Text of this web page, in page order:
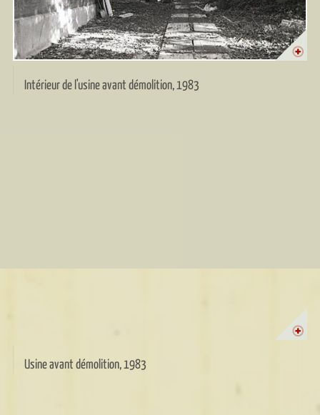
Intérieur de l'usine avant démolition, 1983
Usine avant démolition, 1983